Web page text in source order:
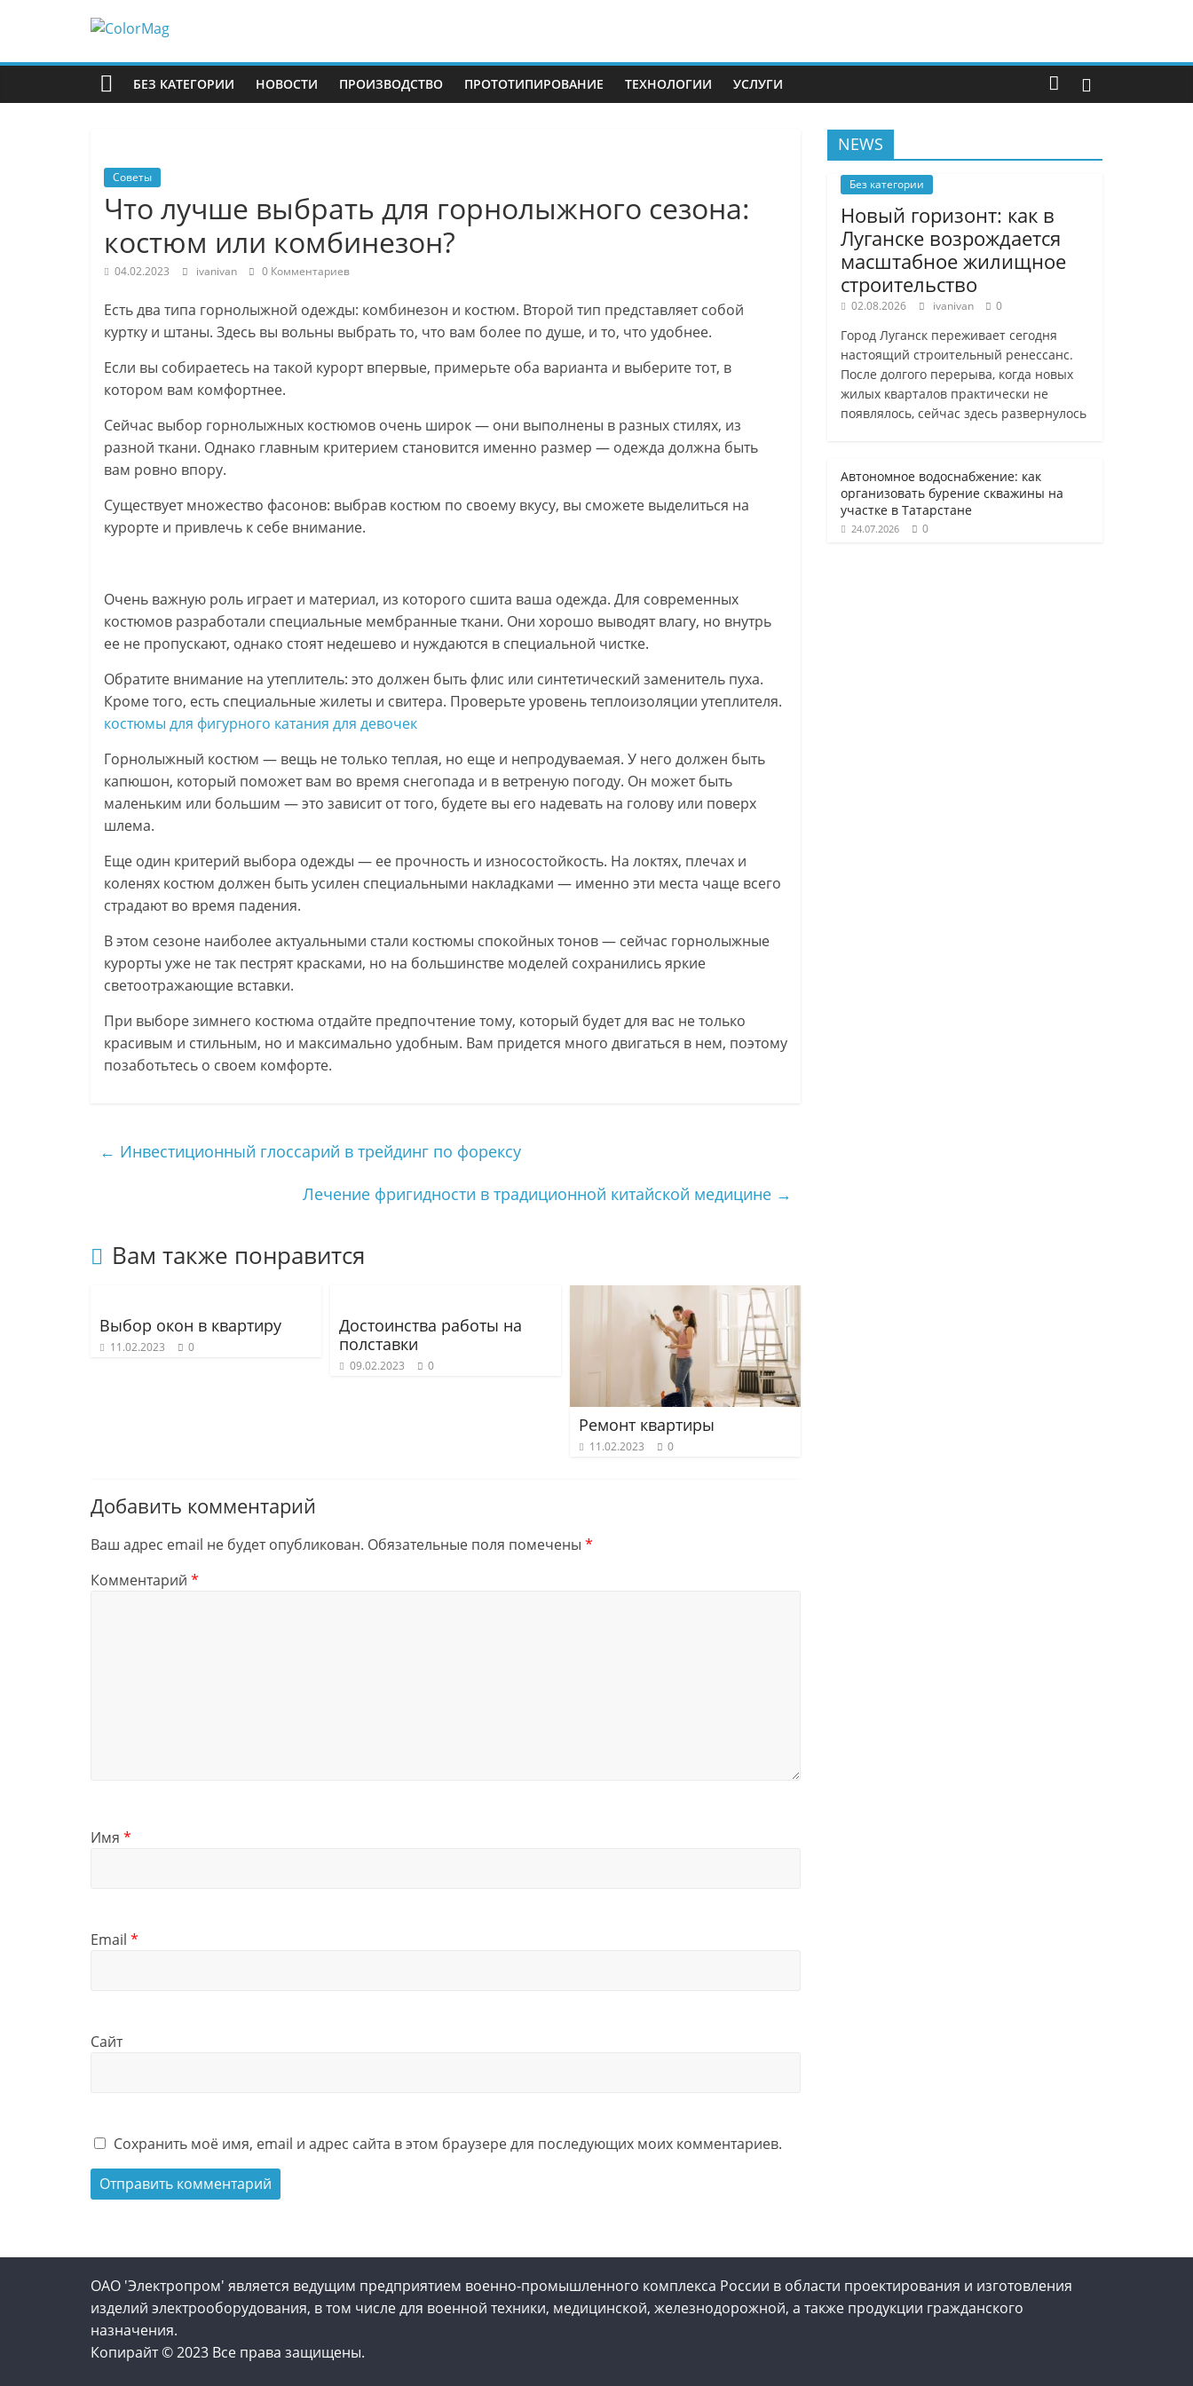
ColorMag
ColorMag
Demo
БЕЗ КАТЕГОРИИ НОВОСТИ ПРОИЗВОДСТВО ПРОТОТИПИРОВАНИЕ ТЕХНОЛОГИИ УСЛУГИ
Советы
Что лучше выбрать для горнолыжного сезона:
костюм или комбинезон?
04.02.2023 ivanivan 0 Комментариев
Есть два типа горнолыжной одежды: комбинезон и костюм. Второй тип представляет собой
куртку и штаны. Здесь вы вольны выбрать то, что вам более по душе, и то, что удобнее.
Если вы собираетесь на такой курорт впервые, примерьте оба варианта и выберите тот, в
котором вам комфортнее.
Сейчас выбор горнолыжных костюмов очень широк — они выполнены в разных стилях, из
разной ткани. Однако главным критерием становится именно размер — одежда должна быть
вам ровно впору.
Существует множество фасонов: выбрав костюм по своему вкусу, вы сможете выделиться на
курорте и привлечь к себе внимание.
Очень важную роль играет и материал, из которого сшита ваша одежда. Для современных
костюмов разработали специальные мембранные ткани. Они хорошо выводят влагу, но внутрь
ее не пропускают, однако стоят недешево и нуждаются в специальной чистке.
Обратите внимание на утеплитель: это должен быть флис или синтетический заменитель пуха.
Кроме того, есть специальные жилеты и свитера. Проверьте уровень теплоизоляции утеплителя.
костюмы для фигурного катания для девочек
Горнолыжный костюм — вещь не только теплая, но еще и непродуваемая. У него должен быть
капюшон, который поможет вам во время снегопада и в ветреную погоду. Он может быть
маленьким или большим — это зависит от того, будете вы его надевать на голову или поверх
шлема.
Еще один критерий выбора одежды — ее прочность и износостойкость. На локтях, плечах и
коленях костюм должен быть усилен специальными накладками — именно эти места чаще всего
страдают во время падения.
В этом сезоне наиболее актуальными стали костюмы спокойных тонов — сейчас горнолыжные
курорты уже не так пестрят красками, но на большинстве моделей сохранились яркие
светоотражающие вставки.
При выборе зимнего костюма отдайте предпочтение тому, который будет для вас не только
красивым и стильным, но и максимально удобным. Вам придется много двигаться в нем, поэтому
позаботьтесь о своем комфорте.
← Инвестиционный глоссарий в трейдинг по форексу
Лечение фригидности в традиционной китайской медицине →
Вам также понравится
Выбор окон в квартиру
11.02.2023 0
Достоинства работы на
полставки
09.02.2023 0
Ремонт квартиры
11.02.2023 0
Добавить комментарий
Ваш адрес email не будет опубликован. Обязательные поля помечены *
Комментарий *
Имя *
Email *
Сайт
Сохранить моё имя, email и адрес сайта в этом браузере для последующих моих комментариев.
NEWS
Без категории
Новый горизонт: как в
Луганске возрождается
масштабное жилищное
строительство
02.08.2026 ivanivan 0
Город Луганск переживает сегодня
настоящий строительный ренессанс.
После долгого перерыва, когда новых
жилых кварталов практически не
появлялось, сейчас здесь развернулось
Автономное водоснабжение: как
организовать бурение скважины на
участке в Татарстане
24.07.2026 0
ОАО 'Электропром' является ведущим предприятием военно-промышленного комплекса России в области проектирования и изготовления
изделий электрооборудования, в том числе для военной техники, медицинской, железнодорожной, а также продукции гражданского
назначения.
Копирайт © 2023 Все права защищены.